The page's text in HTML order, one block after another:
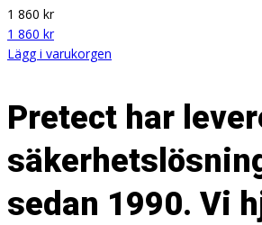
1 860 kr
1 860 kr
Lägg i varukorgen
Pretect har
sedan 1990. Vi